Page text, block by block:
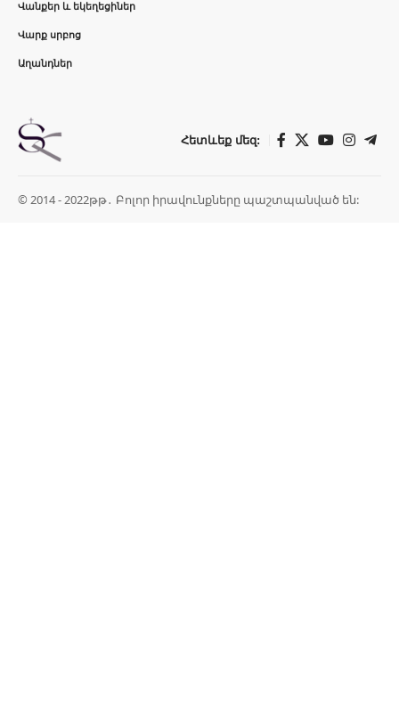
Վանքեր և եկեղեցիներ
Վարք սրբոց
Աղանդներ
Հետևեք մեզ:
© 2014 - 2022թթ․ Բոլոր իրավունքները պաշտպանված են: